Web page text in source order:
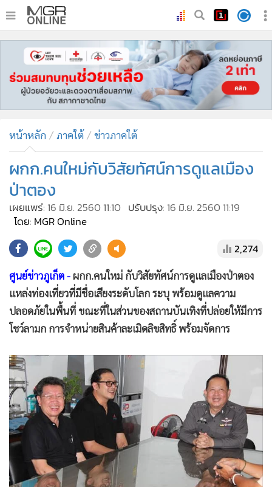
หน้าหลัก
ทันเหตุการณ์
• ภาคใต้
• บันเทิง
ผู้จัดการรายวัน
• คอลัมนิสต์
• ละคร
CbizReview
• ผู้จัดกวน
• Good health & Well-being
• Green Innovation & SD
• Management & HR
• MGR Live
• การเมือง
• ท่องเที่ยว
• กีฬา
• ต่างประเทศ
• Special Scoop
•
เศรษฐกิจ-ธุรกิจ
• จีน
หน้าหลัก ภาคใต้ ข่าวภาคใต้
ผกก.คนใหม่กับวิสัยทัศน์การดูแลเมือง
ป่าตอง
เผยแพร่: 16 มิ.ย. 2560 11:10 ปรับปรุง: 16 มิ.ย. 2560 11:19
โดย: MGR Online
2,274
ศูนย์ข่าวภูเก็ต -ผกก.คนใหม่ กับวิสัยทัศน์การดูแลเมืองป่าตอง
แหล่งท่องเที่ยวที่มีชื่อเสียงระดับโลก ระบุ พร้อมดูแลความ
ปลอดภัยในพื้นที่ ขณะที่ในส่วนของสถานบันเทิงที่ปล่อยให้มีการ
โชว์ลามก การจำหน่ายสินค้าละเมิดลิขสิทธิ์ พร้อมจัดการ